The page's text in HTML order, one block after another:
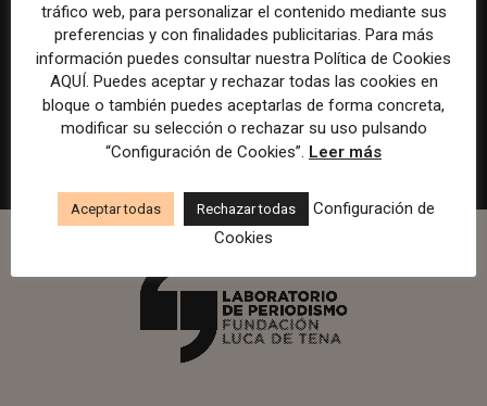
Responsable de marcas y patrocinios
en Watif TV
Madrid Watif Presencial Tiempo completo
tráfico web, para personalizar el contenido mediante sus
preferencias y con finalidades publicitarias. Para más
información puedes consultar nuestra Política de Cookies
AQUÍ. Puedes aceptar y rechazar todas las cookies en
bloque o también puedes aceptarlas de forma concreta,
modificar su selección o rechazar su uso pulsando
“Configuración de Cookies”. Leer más
Aceptar todas Rechazar todas
Configuración de
Cookies